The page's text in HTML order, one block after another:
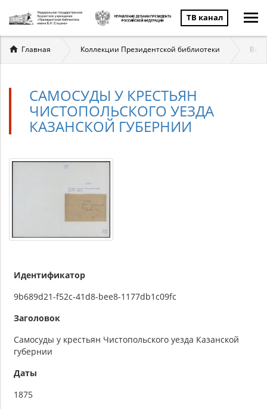
ТВ канал
Вы
здесь
Главная Коллекции Президентской библиотеки
САМОСУДЫ У КРЕСТЬЯН
ЧИСТОПОЛЬСКОГО УЕЗДА
КАЗАНСКОЙ ГУБЕРНИИ
Идентификатор
9b689d21-f52c-41d8-bee8-1177db1c09fc
Заголовок
Самосуды у крестьян Чистопольского уезда Казанской
губернии
Даты
1875